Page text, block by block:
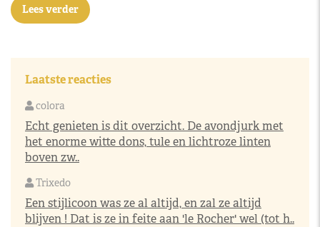
Lees verder
Laatste reacties
colora
Echt genieten is dit overzicht. De avondjurk met
het enorme witte dons, tule en lichtroze linten
boven zw..
Trixedo
Een stijlicoon was ze al altijd, en zal ze altijd
blijven ! Dat is ze in feite aan 'le Rocher' wel (tot h..